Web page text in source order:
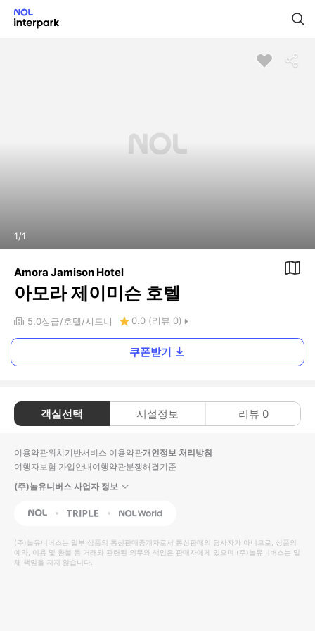
1/1
Amora Jamison Hotel
아모라 제이미슨 호텔
5.0성급 호텔 시드니 0.0 (리뷰 0)
쿠폰받기
객실선택 시설정보 리뷰 0
이용약관위치기반서비스 이용약관개인정보 처리방침
여행자보험 가입안내여행약관분쟁해결기준
(주)놀유니버스 사업자 정보
NOL Triple Interpark Global
(주)놀유니버스는 일부 상품의 통신판매중개자로서 통신판매의 당사자가 아니므로, 상품의
예약, 이용 및 환불 등 거래와 관련된 의무와 책임은 판매자에게 있으며 (주)놀유니버스는 일
체 책임을 지지 않습니다.